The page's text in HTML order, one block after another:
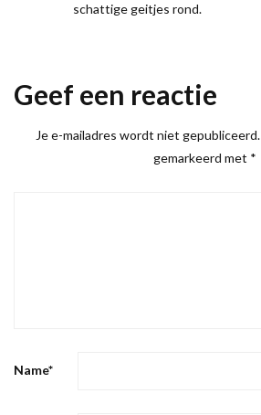
schattige geitjes rond.
Geef een reactie
Je e-mailadres wordt niet gepubliceerd.
gemarkeerd met *
Name*